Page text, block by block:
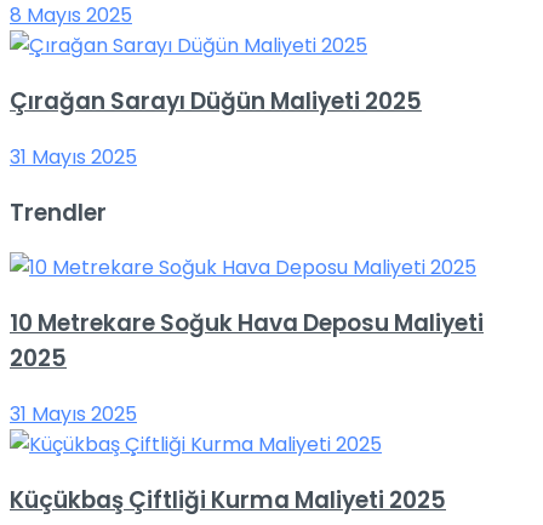
8 Mayıs 2025
Çırağan Sarayı Düğün Maliyeti 2025
31 Mayıs 2025
Trendler
10 Metrekare Soğuk Hava Deposu Maliyeti
2025
31 Mayıs 2025
Küçükbaş Çiftliği Kurma Maliyeti 2025